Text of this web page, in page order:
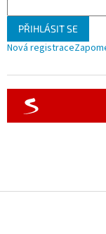
PŘIHLÁSIT SE
Nová registrace